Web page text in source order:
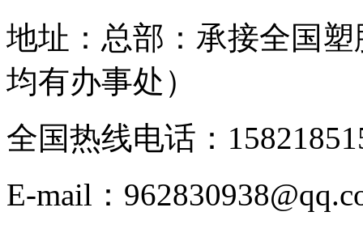
地址：总部：承接全国
均有办事处）
全国热线电话：
E-mail：